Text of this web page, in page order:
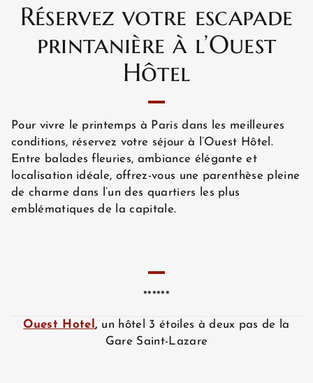
Réservez votre escapade
printanière à l’Ouest
Hôtel
Pour vivre le printemps à Paris dans les meilleures
conditions, réservez votre séjour à l’Ouest Hôtel.
Entre balades fleuries, ambiance élégante et
localisation idéale, offrez-vous une parenthèse pleine
de charme dans l’un des quartiers les plus
emblématiques de la capitale.
******
Ouest Hotel , un hôtel 3 étoiles à deux pas de la
Gare Saint-Lazare